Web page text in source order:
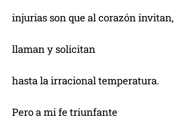
injurias son que al corazón invitan,
llaman y solicitan
hasta la irracional temperatura.
Pero a mi fe triunfante